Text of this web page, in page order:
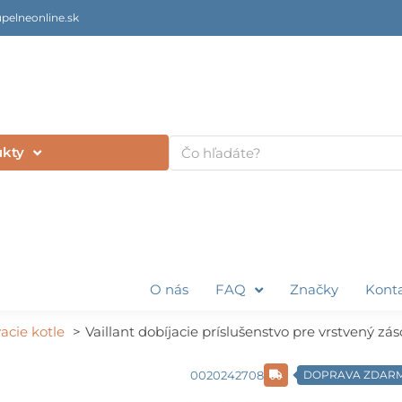
Vyhľadať
O nás FAQ Značky
kotle Vaillant dobíjacie príslušenstvo pre vrstvený
0020242708 DOPRAVA